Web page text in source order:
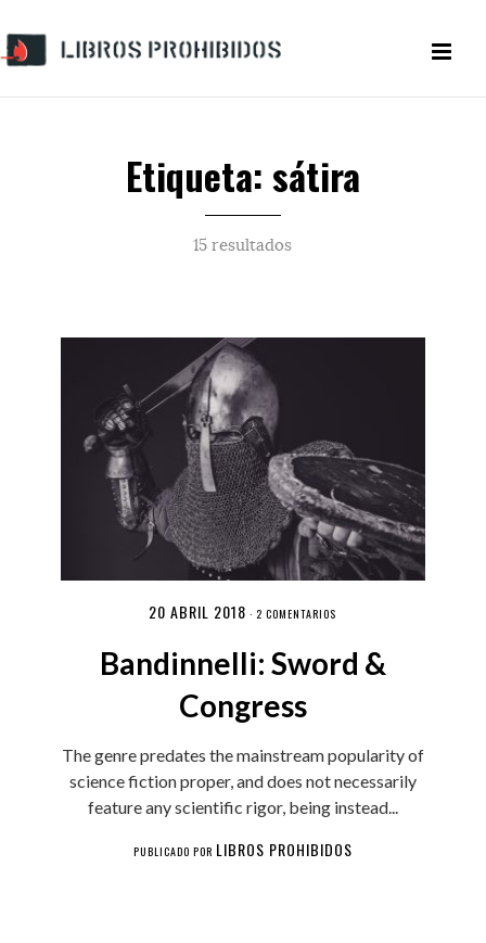
Etiqueta: sátira
15 resultados
20 ABRIL 2018 · 2 COMENTARIOS
Bandinnelli: Sword &
Congress
The genre predates the mainstream popularity of
science fiction proper, and does not necessarily
feature any scientific rigor, being instead...
PUBLICADO POR LIBROS PROHIBIDOS